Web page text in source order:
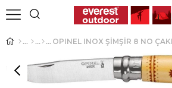
Üye Girişi Üye Ol
OPINEL INOX ŞİMŞİR 8 NO